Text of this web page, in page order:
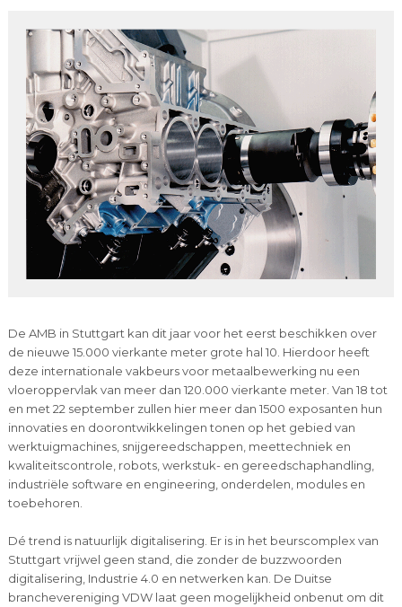
De AMB in Stuttgart kan dit jaar voor het eerst beschikken over
de nieuwe 15.000 vierkante meter grote hal 10. Hierdoor heeft
deze internationale vakbeurs voor metaalbewerking nu een
vloeroppervlak van meer dan 120.000 vierkante meter. Van 18 tot
en met 22 september zullen hier meer dan 1500 exposanten hun
innovaties en doorontwikkelingen tonen op het gebied van
werktuigmachines, snijgereedschappen, meettechniek en
kwaliteitscontrole, robots, werkstuk- en gereedschaphandling,
industriële software en engineering, onderdelen, modules en
toebehoren.
Dé trend is natuurlijk digitalisering. Er is in het beurscomplex van
Stuttgart vrijwel geen stand, die zonder de buzzwoorden
digitalisering, Industrie 4.0 en netwerken kan. De Duitse
branchevereniging VDW laat geen mogelijkheid onbenut om dit